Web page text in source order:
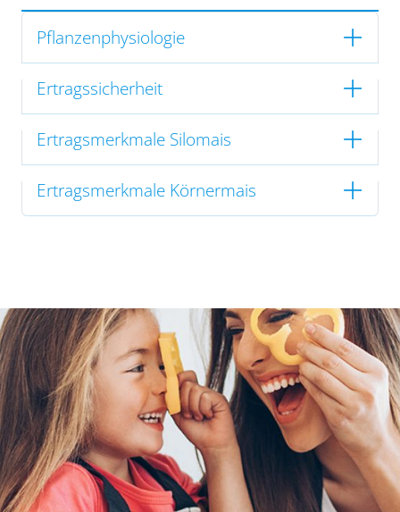
Pflanzenphysiologie
Ertragssicherheit
Ertragsmerkmale Silomais
Ertragsmerkmale Körnermais